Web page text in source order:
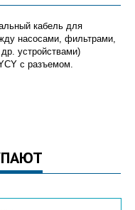
кабель для
насосами, фильтрами,
устройствами)
с разъемом.